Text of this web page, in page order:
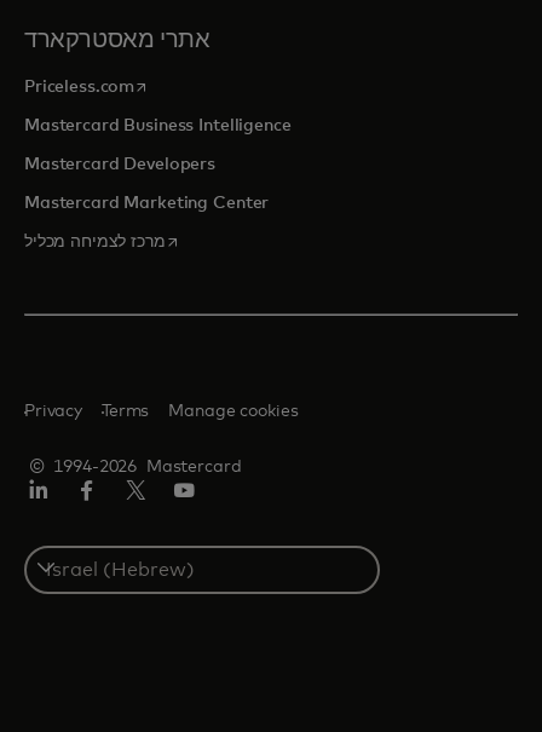
אתרי מאסטרקארד
Priceless.com opens in a new tab
Mastercard Business Intelligence
Mastercard Developers
Mastercard Marketing Center
מרכז לצמיחה מכלילopens in a new tab
© 1994-2026 Mastercard
Privacy Terms Manage cookies
Select
a
country